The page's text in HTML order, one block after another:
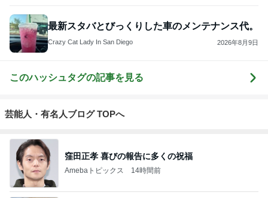
最新スタバとびっくりした車のメンテナンス代。
Crazy Cat Lady In San Diego 2026年8月9日
このハッシュタグの記事を見る
芸能人・有名人ブログ TOPへ
窪田正孝 喜びの報告に多くの祝福
Amebaトピックス 14時間前